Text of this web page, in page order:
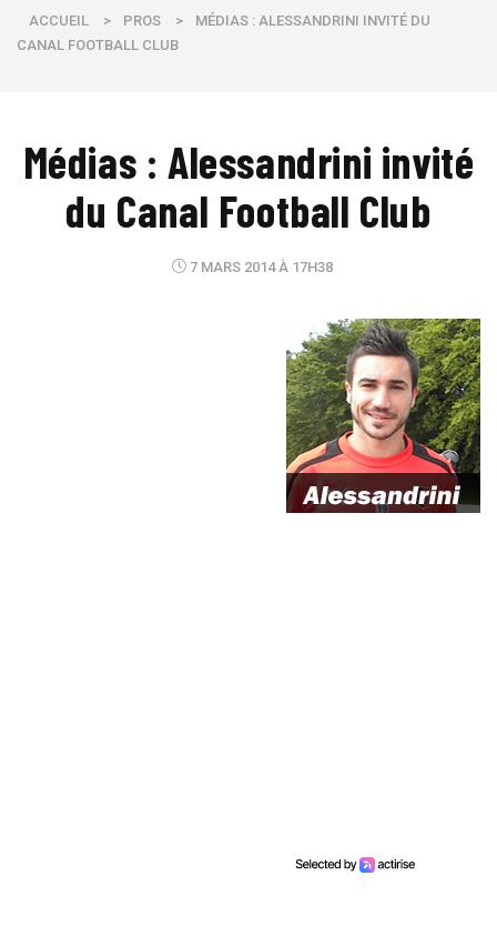
ACCUEIL > PROS >
MÉDIAS : ALESSANDRINI INVITÉ DU
CANAL FOOTBALL CLUB
Médias : Alessandrini invité
du Canal Football Club
7 MARS 2014 À 17H38